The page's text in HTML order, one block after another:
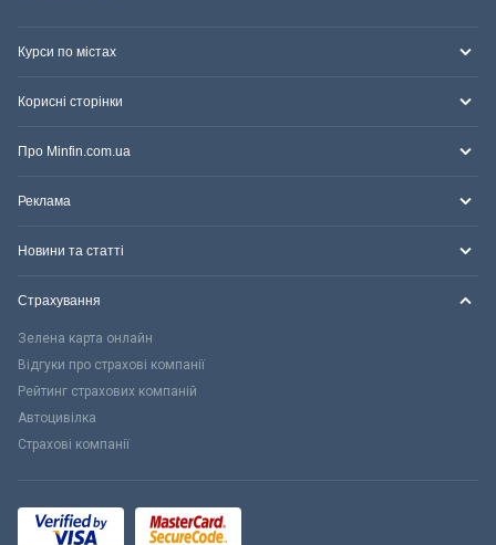
Курси по містах
Корисні сторінки
Про Minfin.com.ua
Реклама
Новини та статті
Страхування
Зелена карта онлайн
Відгуки про страхові компанії
Рейтинг страхових компаній
Автоцивілка
Страхові компанії